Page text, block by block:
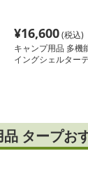
¥16,600(税込)
キャンプ用品 多機
イングシェルター
タープお